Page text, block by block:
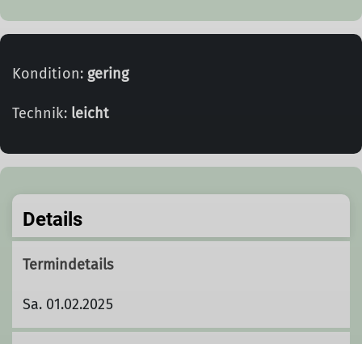
Kondition: gering
Technik: leicht
Details
Termindetails
Sa. 01.02.2025